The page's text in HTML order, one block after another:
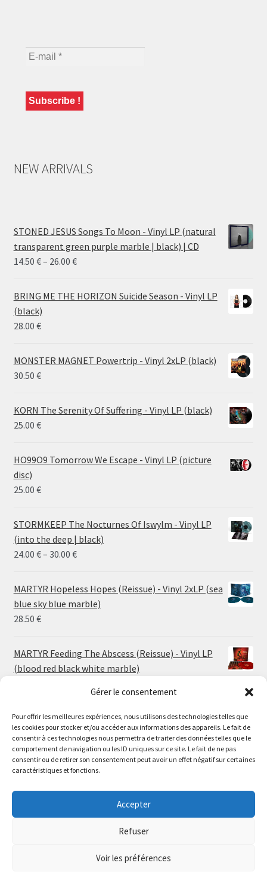
Gérer le consentement
Pour offrir les meilleures expériences, nous utilisons des technologies telles que
les cookies pour stocker et/ou accéder aux informations des appareils. Le fait de
consentir à ces technologies nous permettra de traiter des données telles que le
comportement de navigation ou les ID uniques sur ce site. Le fait de ne pas
consentir ou de retirer son consentement peut avoir un effet négatif sur certaines
caractéristiques et fonctions.
Accepter
Refuser
Voir les préférences
Le magasin de Lyon sera fermé du 30 juillet au 17 août
inclus. Les commandes seront expédiées à partir du 18
The physical record shop will be closed from july 30th to
august 17th included. Online orders will start shipping on
august 18th.
NEW ARRIVALS
STONED JESUS Songs To Moon - Vinyl LP (natural
transparent green purple marble | black) | CD
14.50 €– 26.00 €Price
14.50 €
BRING ME THE HORIZON Suicide Season - Vinyl LP
(black)
28.00 €
MONSTER MAGNET Powertrip - Vinyl 2xLP (black)
30.50 €
KORN The Serenity Of Suffering - Vinyl LP (black)
25.00 €
HO99O9 Tomorrow We Escape - Vinyl LP (picture
disc)
25.00 €
STORMKEEP The Nocturnes Of Iswylm - Vinyl LP
(into the deep | black)
24.00 €– 30.00 €Price
24.00 €
through
MARTYR Hopeless Hopes (Reissue) - Vinyl 2xLP (sea
blue sky blue marble)
28.50 €
MARTYR Feeding The Abscess (Reissue) - Vinyl LP
(blood red black white marble)
MARTYR Warp Zone (Reissue) - Vinyl LP (swamp
green orange marble)
23.00€